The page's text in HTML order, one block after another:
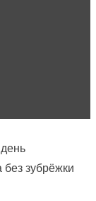
без зубрёжки